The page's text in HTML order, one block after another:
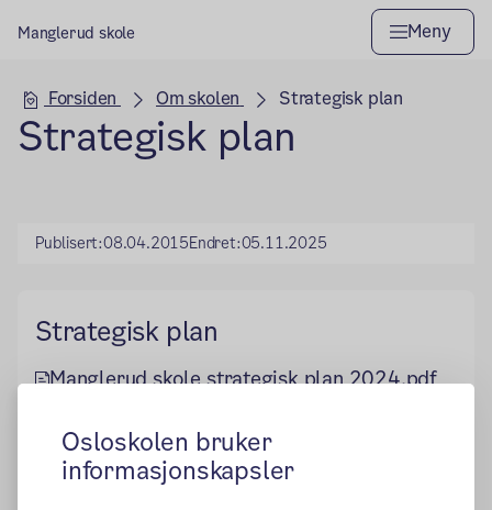
Osloskolen bruker
informasjonskapsler
Manglerud skole Meny
Hovedseksjon
Forsiden Om skolen Strategisk plan
Strategisk plan
Publisert:08.04.2015Endret:05.11.2025
Strategisk plan
Manglerud skole strategisk plan 2024.pdf